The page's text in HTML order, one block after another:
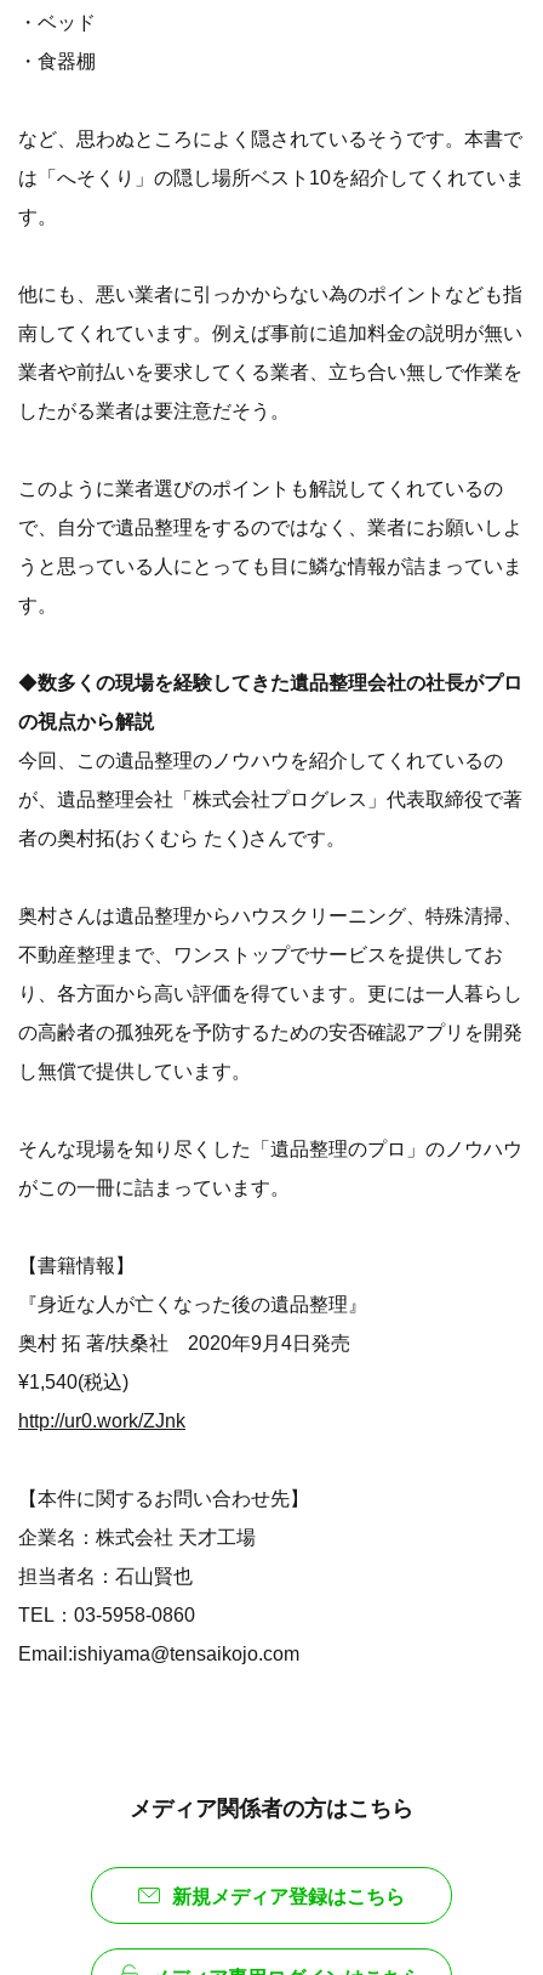
・ベッド
・食器棚
など、思わぬところによく隠されているそうです。本書で
は「へそくり」の隠し場所ベスト10を紹介してくれていま
す。
他にも、悪い業者に引っかからない為のポイントなども指
南してくれています。例えば事前に追加料金の説明が無い
業者や前払いを要求してくる業者、立ち合い無しで作業を
したがる業者は要注意だそう。
このように業者選びのポイントも解説してくれているの
で、自分で遺品整理をするのではなく、業者にお願いしよ
うと思っている人にとっても目に鱗な情報が詰まっていま
す。
◆数多くの現場を経験してきた遺品整理会社の社長がプロ
の視点から解説
今回、この遺品整理のノウハウを紹介してくれているの
が、遺品整理会社「株式会社プログレス」代表取締役で著
者の奥村拓(おくむら たく)さんです。
奥村さんは遺品整理からハウスクリーニング、特殊清掃、
不動産整理まで、ワンストップでサービスを提供してお
り、各方面から高い評価を得ています。更には一人暮らし
の高齢者の孤独死を予防するための安否確認アプリを開発
し無償で提供しています。
そんな現場を知り尽くした「遺品整理のプロ」のノウハウ
がこの一冊に詰まっています。
【書籍情報】
『身近な人が亡くなった後の遺品整理』
奥村 拓 著/扶桑社 2020年9月4日発売
¥1,540(税込)
http://ur0.work/ZJnk
【本件に関するお問い合わせ先】
企業名：株式会社 天才工場
担当者名：石山賢也
TEL：03-5958-0860
Email:ishiyama@tensaikojo.com
メディア関係者の方はこちら
新規メディア登録はこちら